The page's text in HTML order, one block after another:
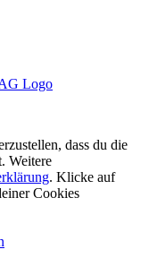
dass du die
Weitere
. Klicke auf
Cookies